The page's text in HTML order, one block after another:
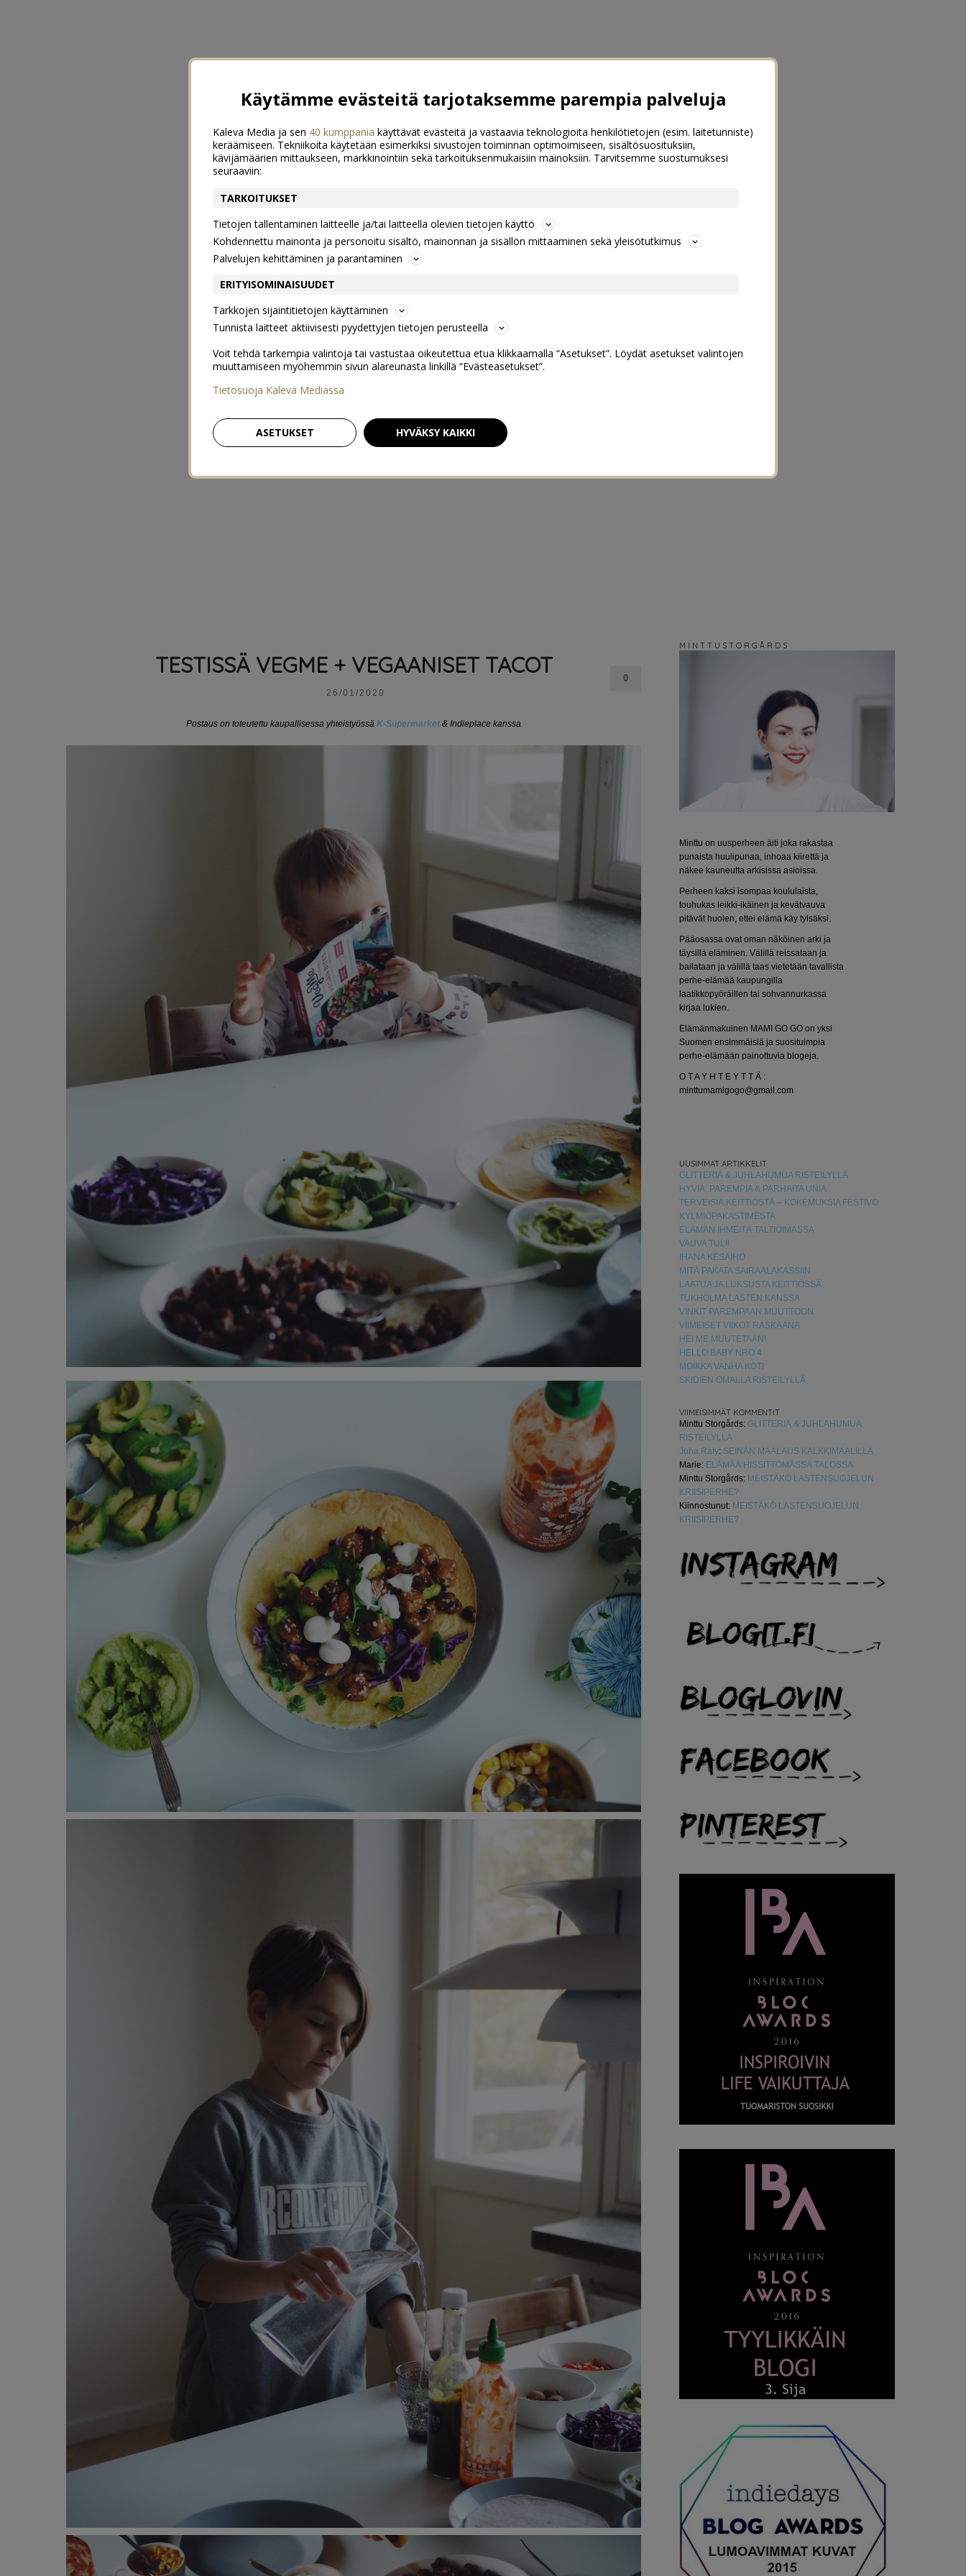
TESTISSÄ VEGME + VEGAANISET TACOT
26/01/2020
0
Postaus on toteutettu kaupallisessa yhteistyössäK-Supermarket & Indieplace kanssa
M I N T T U S T O R G Å R D S
Minttu on uusperheen äiti joka rakastaa
punaista huulipunaa, inhoaa kiirettä ja
näkee kauneutta arkisissa asioissa.
Perheen kaksi isompaa koululaista,
touhukas leikki-ikäinen ja kevätvauva
pitävät huolen, ettei elämä käy tylsäksi.
Pääosassa ovat oman näköinen arki ja
täysillä eläminen. Välillä reissataan ja
bailataan ja välillä taas vietetään tavallista
perhe-elämää kaupungilla
laatikkopyöräillen tai sohvannurkassa
kirjaa lukien.
Elämänmakuinen MAMI GO GO on yksi
Suomen ensimmäisiä ja suosituimpia
perhe-elämään painottuvia blogeja.
O T A Y H T E Y T T Ä :
minttumamigogo@gmail.com
UUSIMMAT ARTIKKELIT
GLITTERIÄ & JUHLAHUMUA RISTEILYLLÄ
HYVIÄ, PAREMPIA & PARHAITA UNIA
TERVEISIÄ KEITTIÖSTÄ – KOKEMUKSIA FESTIVO
KYLMIÖPAKASTIMESTA
ELÄMÄN IHMEITÄ TALTIOIMASSA
VAUVA TULI!
IHANA KESÄIHO
MITÄ PAKATA SAIRAALAKASSIIN
LAATUA JA LUKSUSTA KEITTIÖSSÄ
TUKHOLMA LASTEN KANSSA
VINKIT PAREMPAAN MUUTTOON
VIIMEISET VIIKOT RASKAANA
HEI ME MUUTETAAN!
HELLO BABY NRO 4
MOIKKA VANHA KOTI
SKIDIEN OMALLA RISTEILYLLÄ
VIIMEISIMMÄT KOMMENTIT
Minttu Storgårds: GLITTERIÄ & JUHLAHUMUA
RISTEILYLLÄ
Juha Räty: SEINÄN MAALAUS KALKKIMAALILLA
Marie: ELÄMÄÄ HISSITTÖMÄSSÄ TALOSSA
Minttu Storgårds: MEISTÄKÖ LASTENSUOJELUN
KRIISIPERHE?
Kiinnostunut: MEISTÄKÖ LASTENSUOJELUN
KRIISIPERHE?
Käytämme evästeitä tarjotaksemme parempia palveluja
Kaleva Media ja sen 40 kumppania käyttävät evästeitä ja vastaavia teknologioita henkilötietojen (esim. laitetunniste)
keräämiseen. Tekniikoita käytetään esimerkiksi sivustojen toiminnan optimoimiseen, sisältösuosituksiin,
kävijämäärien mittaukseen, markkinointiin sekä tarkoituksenmukaisiin mainoksiin. Tarvitsemme suostumuksesi
seuraaviin:
TARKOITUKSET
Tietojen tallentaminen laitteelle ja/tai laitteella olevien tietojen käyttö
Kohdennettu mainonta ja personoitu sisältö, mainonnan ja sisällön mittaaminen sekä yleisötutkimus
Palvelujen kehittäminen ja parantaminen
ERITYISOMINAISUUDET
Tarkkojen sijaintitietojen käyttäminen
Tunnista laitteet aktiivisesti pyydettyjen tietojen perusteella
Voit tehdä tarkempia valintoja tai vastustaa oikeutettua etua klikkaamalla “Asetukset”. Löydät asetukset valintojen
muuttamiseen myöhemmin sivun alareunasta linkillä “Evästeasetukset”.
Tietosuoja Kaleva Mediassa
ASETUKSET HYVÄKSY KAIKKI